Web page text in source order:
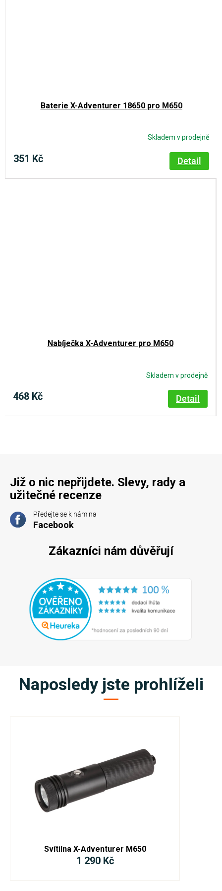
Baterie X-Adventurer 18650 pro M650
Skladem v prodejně
351 Kč Detail
Nabíječka X-Adventurer pro M650
Skladem v prodejně
468 Kč Detail
Již o nic nepřijdete. Slevy, rady a
užitečné recenze
Předejte se k nám na
Facebook
Zákazníci nám důvěřují
Naposledy jste prohlíželi
Svítilna X-Adventurer M650
1 290 Kč